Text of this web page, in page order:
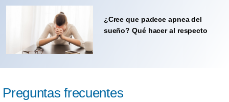
¿Cree que padece apnea del
sueño? Qué hacer al respecto
Preguntas frecuentes